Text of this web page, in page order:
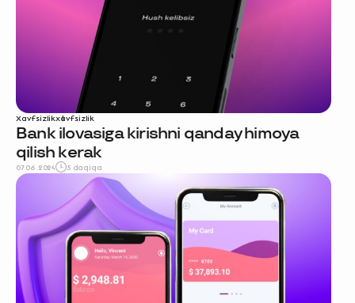
Xavfsizlikxavfsizlik
Bank ilovasiga kirishni qanday himoya
qilish kerak
07.06.2024 5 daqiqa